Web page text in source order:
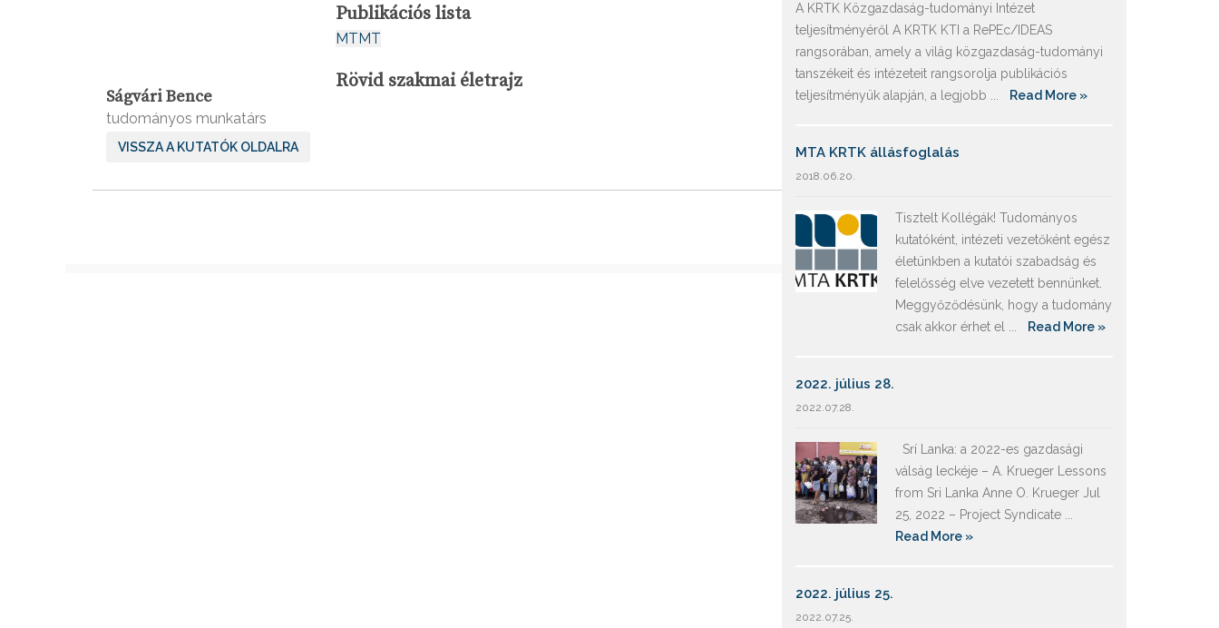
Ságvári Bence
tudományos munkatárs
Publikációs lista
MTMT
Rövid szakmai életrajz
VISSZA A KUTATÓK OLDALRA
A KRTK Közgazdaság-tudományi Intézet
teljesítményéről A KRTK KTI a RePEc/IDEAS
rangsorában, amely a világ közgazdaság-tudományi
tanszékeit és intézeteit rangsorolja publikációs
teljesítményük alapján, a legjobb ...
Read More »
MTA KRTK állásfoglalás
2018.06.20.
Tisztelt Kollégák! Tudományos
kutatóként, intézeti vezetőként egész
életünkben a kutatói szabadság és
felelősség elve vezetett bennünket.
Meggyőződésünk, hogy a tudomány
csak akkor érhet el ...
Read More »
2022. július 28.
2022.07.28.
Srí Lanka: a 2022-es gazdasági
válság leckéje – A. Krueger Lessons
from Sri Lanka Anne O. Krueger Jul
25, 2022 – Project Syndicate ...
Read More »
2022. július 25.
2022.07.25.